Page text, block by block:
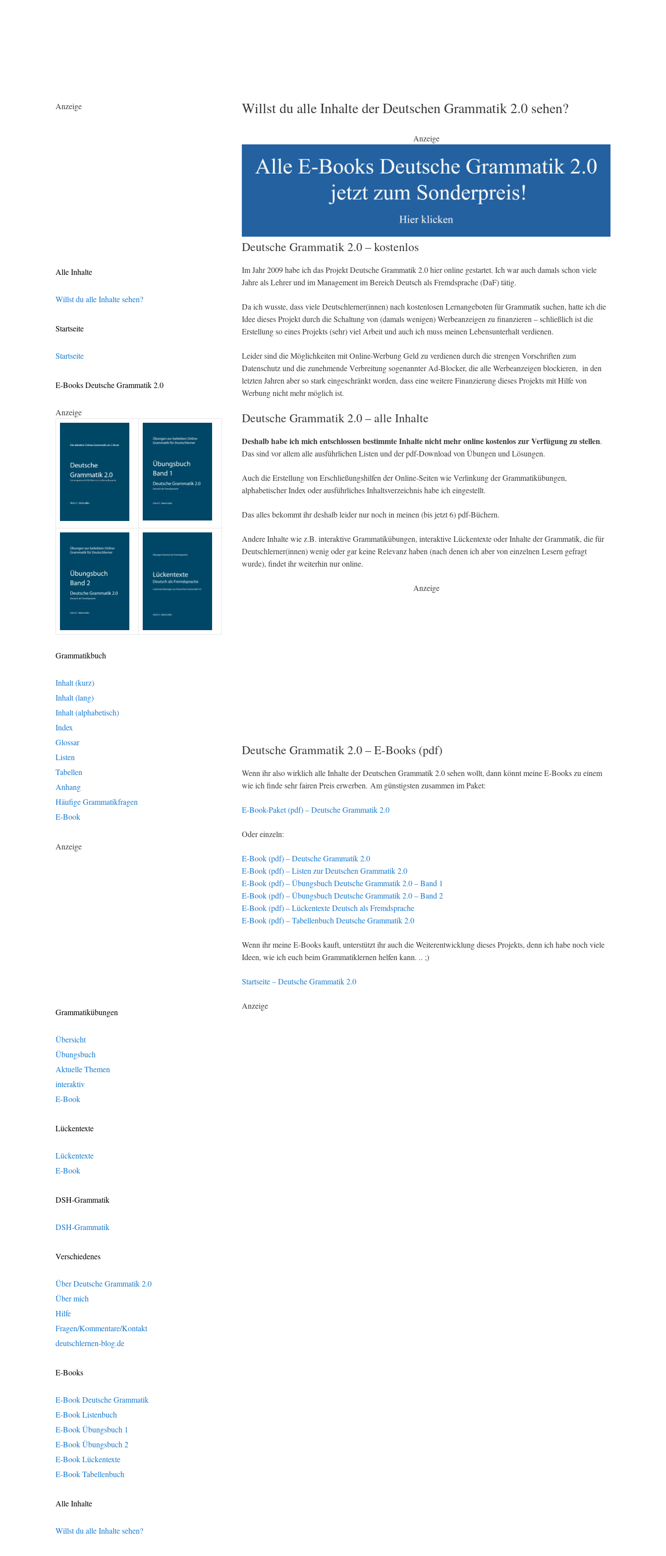
Willst du alle Inhalte der Deutschen Grammatik 2.0 sehen?
Anzeige
Deutsche Grammatik 2.0 – kostenlos
Im Jahr 2009 habe ich das Projekt Deutsche Grammatik 2.0 hier online gestartet. Ich war auch damals schon viele
Jahre als Lehrer und im Management im Bereich Deutsch als Fremdsprache (DaF) tätig.
Da ich wusste, dass viele Deutschlerner(innen) nach kostenlosen Lernangeboten für Grammatik suchen, hatte ich die
Idee dieses Projekt durch die Schaltung von (damals wenigen) Werbeanzeigen zu finanzieren – schließlich ist die
Erstellung so eines Projekts (sehr) viel Arbeit und auch ich muss meinen Lebensunterhalt verdienen.
Leider sind die Möglichkeiten mit Online-Werbung Geld zu verdienen durch die strengen Vorschriften zum
Datenschutz und die zunehmende Verbreitung sogenannter Ad-Blocker, die alle Werbeanzeigen blockieren, in den
letzten Jahren aber so stark eingeschränkt worden, dass eine weitere Finanzierung dieses Projekts mit Hilfe von
Werbung nicht mehr möglich ist.
Deutsche Grammatik 2.0 – alle Inhalte
Deshalb habe ich mich entschlossen bestimmte Inhalte nicht mehr online kostenlos zur Verfügung zu stellen.
Das sind vor allem alle ausführlichen Listen und der pdf-Download von Übungen und Lösungen.
Auch die Erstellung von Erschließungshilfen der Online-Seiten wie Verlinkung der Grammatikübungen,
alphabetischer Index oder ausführliches Inhaltsverzeichnis habe ich eingestellt.
Das alles bekommt ihr deshalb leider nur noch in meinen (bis jetzt 6) pdf-Büchern.
Andere Inhalte wie z.B. interaktive Grammatikübungen, interaktive Lückentexte oder Inhalte der Grammatik, die für
Deutschlerner(innen) wenig oder gar keine Relevanz haben (nach denen ich aber von einzelnen Lesern gefragt
wurde), findet ihr weiterhin nur online.
Anzeige
Deutsche Grammatik 2.0 – E-Books (pdf)
Wenn ihr also wirklich alle Inhalte der Deutschen Grammatik 2.0 sehen wollt, dann könnt meine E-Books zu einem
wie ich finde sehr fairen Preis erwerben. Am günstigsten zusammen im Paket:
E-Book-Paket (pdf) – Deutsche Grammatik 2.0
Oder einzeln:
E-Book (pdf) –Deutsche Grammatik 2.0
E-Book (pdf) –Listen zur Deutschen Grammatik 2.0
E-Book (pdf) –Übungsbuch Deutsche Grammatik 2.0 – Band 1
E-Book (pdf) –Übungsbuch Deutsche Grammatik 2.0 – Band 2
E-Book (pdf) – Lückentexte Deutsch als Fremdsprache
E-Book (pdf) – Tabellenbuch Deutsche Grammatik 2.0
Wenn ihr meine E-Books kauft, unterstützt ihr auch die Weiterentwicklung dieses Projekts, denn ich habe noch viele
Ideen, wie ich euch beim Grammatiklernen helfen kann. .. ;)
Startseite – Deutsche Grammatik 2.0
Anzeige
Anzeige
Alle Inhalte
Willst du alle Inhalte sehen?
Startseite
Startseite
E-Books Deutsche Grammatik 2.0
Anzeige
Grammatikbuch
Inhalt (kurz)
Inhalt (lang)
Inhalt (alphabetisch)
Index
Glossar
Listen
Tabellen
Anhang
Häufige Grammatikfragen
E-Book
Anzeige
Grammatikübungen
Übersicht
Übungsbuch
Aktuelle Themen
interaktiv
E-Book
Lückentexte
Lückentexte
E-Book
DSH-Grammatik
DSH-Grammatik
Verschiedenes
Über Deutsche Grammatik 2.0
Über mich
Hilfe
Fragen/Kommentare/Kontakt
deutschlernen-blog.de
E-Books
E-Book Deutsche Grammatik
E-Book Listenbuch
E-Book Übungsbuch 1
E-Book Übungsbuch 2
E-Book Lückentexte
E-Book Tabellenbuch
Alle Inhalte
Willst du alle Inhalte sehen?